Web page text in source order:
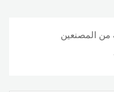
من المصنعين